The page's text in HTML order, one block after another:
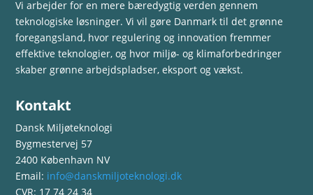
Vi arbejder for en mere bæredygtig verden gennem
teknologiske løsninger. Vi vil gøre Danmark til det grønne
foregangsland, hvor regulering og innovation fremmer
effektive teknologier, og hvor miljø- og klimaforbedringer
skaber grønne arbejdspladser, eksport og vækst.
Kontakt
Dansk Miljøteknologi
Bygmestervej 57
2400 København NV
Email: info@danskmiljoteknologi.dk
CVR: 17 74 24 34